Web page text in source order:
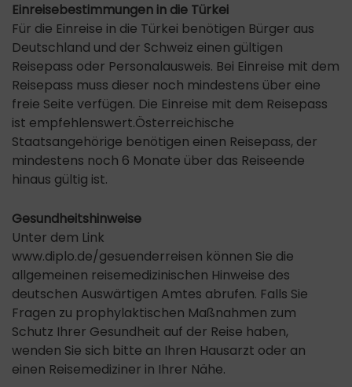
Einreisebestimmungen in die Türkei
Für die Einreise in die Türkei benötigen Bürger aus
Deutschland und der Schweiz einen gültigen
Reisepass oder Personalausweis. Bei Einreise mit dem
Reisepass muss dieser noch mindestens über eine
freie Seite verfügen. Die Einreise mit dem Reisepass
ist empfehlenswert.Österreichische
Staatsangehörige benötigen einen Reisepass, der
mindestens noch 6 Monate über das Reiseende
hinaus gültig ist.
Gesundheitshinweise
Unter dem Link
www.diplo.de/gesuenderreisen können Sie die
allgemeinen reisemedizinischen Hinweise des
deutschen Auswärtigen Amtes abrufen. Falls Sie
Fragen zu prophylaktischen Maßnahmen zum
Schutz Ihrer Gesundheit auf der Reise haben,
wenden Sie sich bitte an Ihren Hausarzt oder an
einen Reisemediziner in Ihrer Nähe.